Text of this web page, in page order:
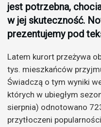
jest potrzebna,
w jej skuteczność.
prezentujemy pod
Latem kurort przeżywa
tys. mieszkańców
Świadczą o tym wyniki
których w ubiegłym
sierpnia) odnotowano
przytłoczeni